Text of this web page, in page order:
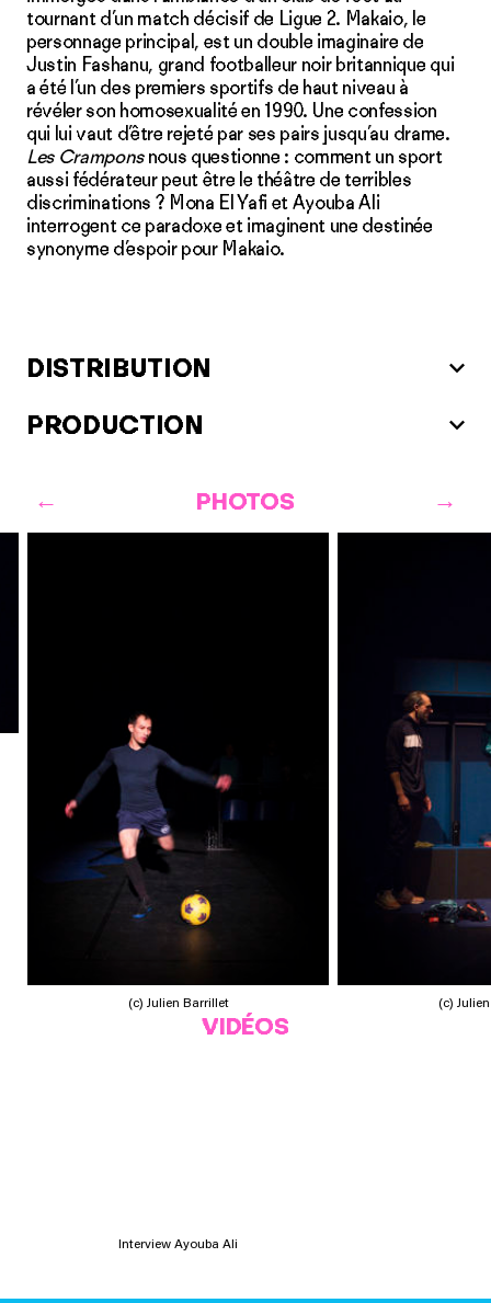
tournant d’un match décisif de Ligue 2. Makaio, le
personnage principal, est un double imaginaire de
Justin Fashanu, grand footballeur noir britannique qui
a été l’un des premiers sportifs de haut niveau à
révéler son homosexualité en 1990. Une confession
qui lui vaut d’être rejeté par ses pairs jusqu’au drame.
Les Cramponsnous questionne : comment un sport
aussi fédérateur peut être le théâtre de terribles
discriminations ? Mona El Yafi et Ayouba Ali
interrogent ce paradoxe et imaginent une destinée
synonyme d’espoir pour Makaio.
DISTRIBUTION
PRODUCTION
PHOTOS
(c) Julien Barrillet (c)
VIDÉOS
Interview Ayouba Ali